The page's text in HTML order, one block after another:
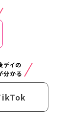
デイの
分かる